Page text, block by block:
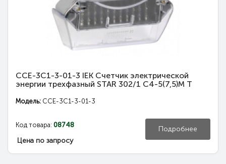
CCE-3C1-3-01-3 IEK Счетчик электрической
энергии трехфазный STAR 302/1 С4-5(7,5)М Т
Модель: CCE-3C1-3-01-3
Код товара: 08748
Цена по запросу
Подробнее